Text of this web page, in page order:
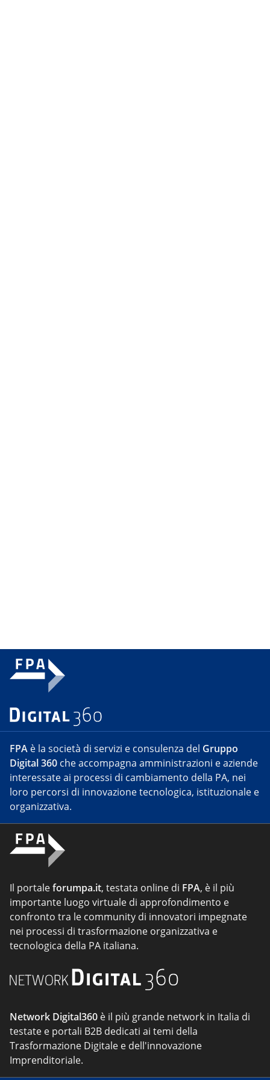
FPA è la società di servizi e consulenza del Gruppo
Digital 360 che accompagna amministrazioni e aziende
interessate ai processi di cambiamento della PA, nei
loro percorsi di innovazione tecnologica, istituzionale e
organizzativa.
Il portaleforumpa.it, testata online di FPA, è il più
importante luogo virtuale di approfondimento e
confronto tra le community di innovatori impegnate
nei processi di trasformazione organizzativa e
tecnologica della PA italiana.
Network Digital360 è il più grande network in Italia di
testate e portali B2B dedicati ai temi della
Trasformazione Digitale e dell'innovazione
Imprenditoriale.